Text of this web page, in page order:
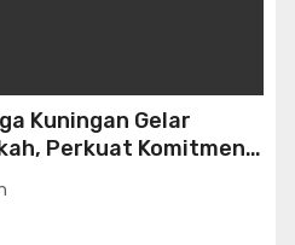
Kuningan Gelar
Perkuat Komitmen
Kepada Masyarakat
Kuningan